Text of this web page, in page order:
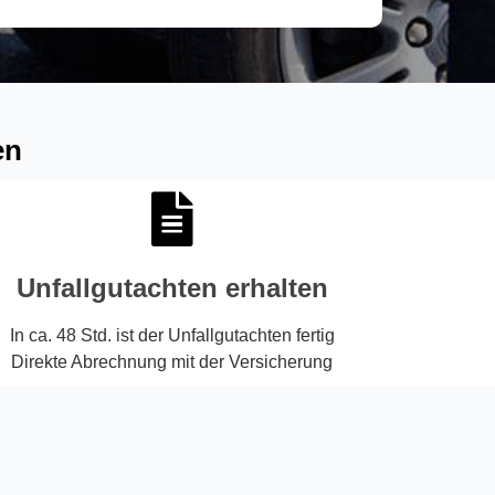
Unfallgutachten erhalten
In ca. 48 Std. ist der Unfallgutachten fertig
Direkte Abrechnung mit der Versicherung